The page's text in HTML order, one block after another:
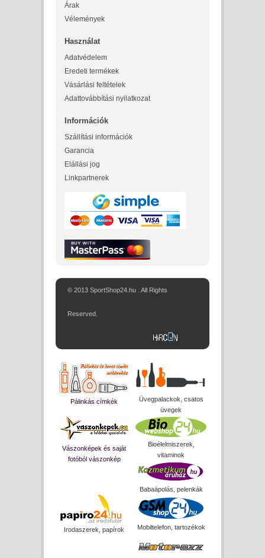
Árak
Vélemények
Használat
Adatvédelem
Eredeti termékek
Vásárlási feltételek
Adattovábbítási nyilatkozat
Információk
Szállítási információk
Garancia
Elállási jog
Linkpartnerek
© 2013 SportShop24.hu . All Rights
Reserved.
Pálinkás címkék
Üvegpalackok, csatos
üvegek
Vászonképek és saját
fotóból vászonkép
Bioélelmiszerek,
vitaminok
Babaápolás, pelenkák
Irodaszerek, papírok Mobiltelefon, tartozékok